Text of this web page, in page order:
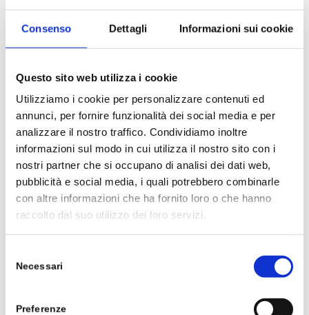
Consenso Dettagli Informazioni sui cookie
Questo sito web utilizza i cookie
Utilizziamo i cookie per personalizzare contenuti ed
annunci, per fornire funzionalità dei social media e per
analizzare il nostro traffico. Condividiamo inoltre
informazioni sul modo in cui utilizza il nostro sito con i
nostri partner che si occupano di analisi dei dati web,
pubblicità e social media, i quali potrebbero combinarle
con altre informazioni che ha fornito loro o che hanno
raccolto dal suo utilizzo dei loro servizi.
delNecessari
Preferenze
LACTOBACILLUS ACIDOPHILUS LA3
1 mld U.F.C.